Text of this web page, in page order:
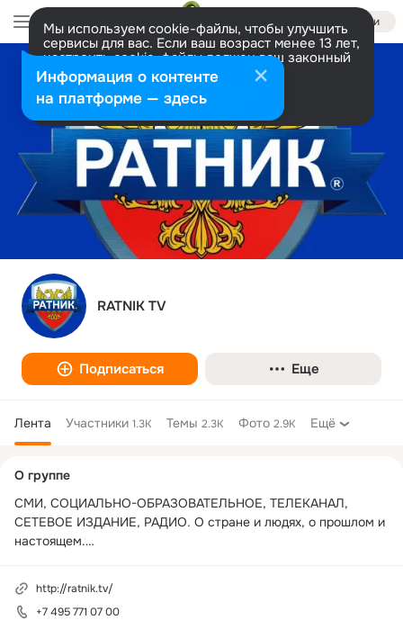
Войти
Мы используем cookie-файлы, чтобы улучшить
сервисы для вас. Если ваш возраст менее 13 лет,
настроить cookie-файлы должен ваш законный
представитель. Больше информации
Разрешить все Настроить
RATNIK TV
Подписаться Еще
Лента Участники 1.3K Темы 2.3K Фото 2.9K Ещё
колонка
О группе
СМИ, СОЦИАЛЬНО-ОБРАЗОВАТЕЛЬНОЕ, ТЕЛЕКАНАЛ,
СЕТЕВОЕ ИЗДАНИЕ, РАДИО. О стране и людях, о прошлом и
настоящем.
http://ratnik.tv/
+7 495 771 07 00
Информация о контенте
на платформе — здесь